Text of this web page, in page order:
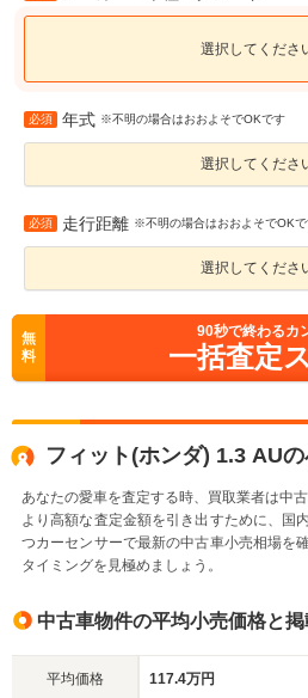
選択してくださ
必須 年式 ※不明の場合はおおよそでOKです
選択してくださ
必須 走行距離 ※不明の場合はおおよそでOK
選択してくださ
無
料
90秒で終わるカ
一括査定
フィット(ホンダ) 1.3 AU
あなたの愛車を査定する時、買取業者は中
より高額な査定金額を引き出すために、国
つカーセンサーで最新の中古車小売相場を
タイミングを見極めましょう。
中古車物件の平均小売価格と
平均価格 117.4万円